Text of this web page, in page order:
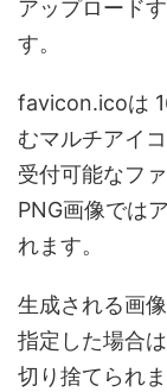
アップロード
す。
favicon.icoは
むマルチアイ
受付可能なフ
PNG画像では
れます。
生成される画
指定した場合
切り捨てられ